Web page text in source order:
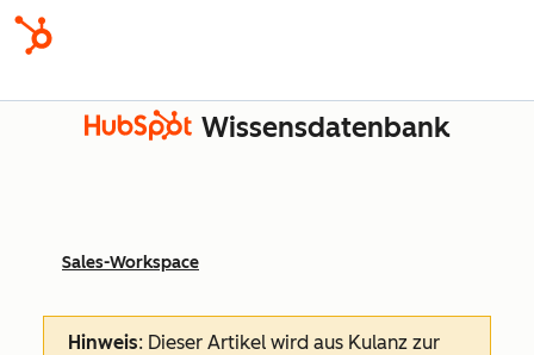
Wissensdatenbank
Sales-Workspace
Hinweis: Dieser Artikel wird aus Kulanz zur